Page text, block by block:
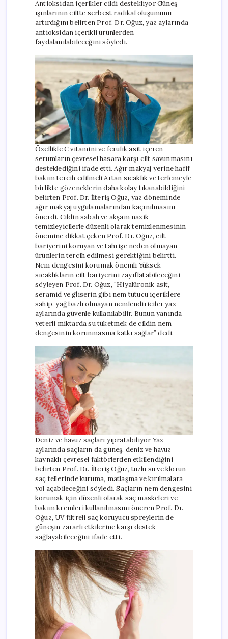
Antioksidan içerikler cildi destekliyor Güneş
ışınlarının ciltte serbest radikal oluşumunu
artırdığını belirten Prof. Dr. Oğuz, yaz aylarında
antioksidan içerikli ürünlerden
faydalanılabileceğini söyledi.
Özellikle C vitamini ve ferulik asit içeren
serumların çevresel hasara karşı cilt savunmasını
desteklediğini ifade etti. Ağır makyaj yerine hafif
bakım tercih edilmeli Artan sıcaklık ve terlemeyle
birlikte gözeneklerin daha kolay tıkanabildiğini
belirten Prof. Dr. İlteriş Oğuz, yaz döneminde
ağır makyaj uygulamalarından kaçınılmasını
önerdi. Cildin sabah ve akşam nazik
temizleyicilerle düzenli olarak temizlenmesinin
önemine dikkat çeken Prof. Dr. Oğuz, cilt
bariyerini koruyan ve tahrişe neden olmayan
ürünlerin tercih edilmesi gerektiğini belirtti.
Nem dengesini korumak önemli Yüksek
sıcaklıkların cilt bariyerini zayıflatabileceğini
söyleyen Prof. Dr. Oğuz, “Hiyalüronik asit,
seramid ve gliserin gibi nem tutucu içeriklere
sahip, yağ bazlı olmayan nemlendiriciler yaz
aylarında güvenle kullanılabilir. Bunun yanında
yeterli miktarda su tüketmek de cildin nem
dengesinin korunmasına katkı sağlar” dedi.
Deniz ve havuz saçları yıpratabiliyor Yaz
aylarında saçların da güneş, deniz ve havuz
kaynaklı çevresel faktörlerden etkilendiğini
belirten Prof. Dr. İlteriş Oğuz, tuzlu su ve klorun
saç tellerinde kuruma, matlaşma ve kırılmalara
yol açabileceğini söyledi. Saçların nem dengesini
korumak için düzenli olarak saç maskeleri ve
bakım kremleri kullanılmasını öneren Prof. Dr.
Oğuz, UV filtreli saç koruyucu spreylerin de
güneşin zararlı etkilerine karşı destek
sağlayabileceğini ifade etti.